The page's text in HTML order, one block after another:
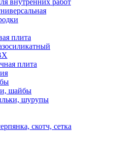
внутренних работ
плита
плита
шайбы
шурупы
скотч, сетка